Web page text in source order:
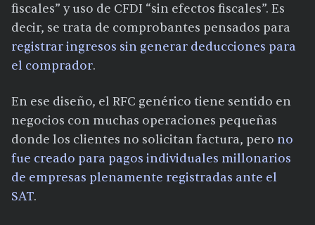
fiscales” y uso de CFDI “sin efectos fiscales”. Es
decir, se trata de comprobantes pensados para
registrar ingresos sin generar deducciones para
el comprador.
En ese diseño, el RFC genérico tiene sentido en
negocios con muchas operaciones pequeñas
donde los clientes no solicitan factura, pero no
fue creado para pagos individuales millonarios
de empresas plenamente registradas ante el
SAT.